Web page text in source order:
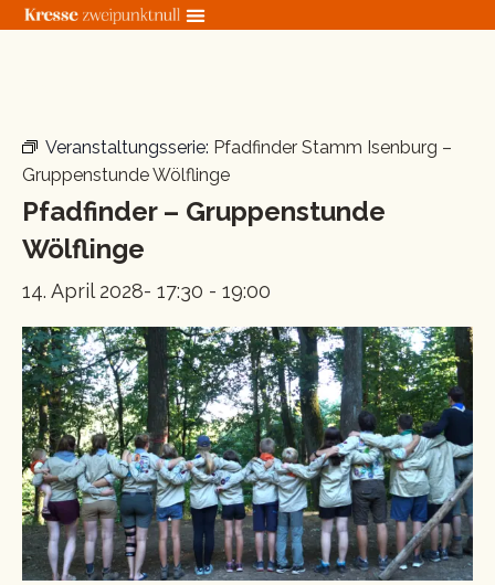
Zum
Veranstaltungsserie: Pfadfinder Stamm Isenburg –
Gruppenstunde Wölflinge
Pfadfinder – Gruppenstunde
Wölflinge
14. April 2028- 17:30 - 19:00